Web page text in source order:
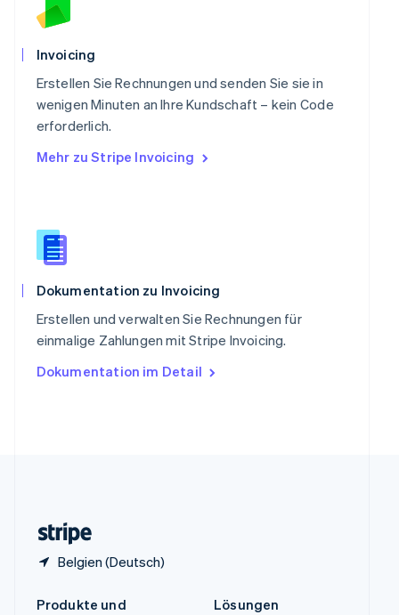
Invoicing
Erstellen Sie Rechnungen und senden Sie sie in
wenigen Minuten an Ihre Kundschaft – kein Code
erforderlich.
Mehr zu Stripe Invoicing
Dokumentation zu Invoicing
Erstellen und verwalten Sie Rechnungen für
einmalige Zahlungen mit Stripe Invoicing.
Dokumentation im Detail
Belgien (Deutsch)
Schweden
Svenska
Schweiz
Deutsch
Singapur
English简体中文
Slowakei
English
Slowenien
English
Spanien
Español
Thailand
Tschechische Republik
English
English
Produkte und
Lösungen